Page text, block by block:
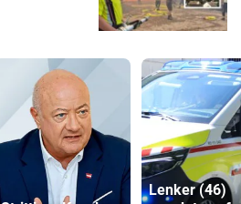
Lenker (46)